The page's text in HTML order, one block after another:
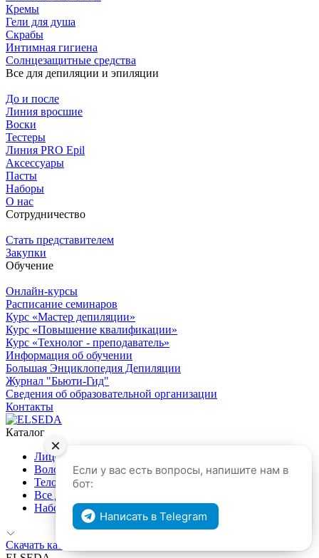
Кремы
Гели для душа
Скрабы
Интимная гигиена
Солнцезащитные средства
Все для депиляции и эпиляции
До и после
Линия вросшие
Воски
Тестеры
Линия PRO Epil
Аксессуары
Пасты
Наборы
О нас
Сотрудничество
Стать представителем
Закупки
Обучение
Онлайн-курсы
Расписание семинаров
Курс «Мастер депиляции»
Курс «Повышение квалификации»
Курс «Технолог - преподаватель»
Информация об обучении
Большая Энциклопедия Депиляции
Журнал "Бьюти-Гид"
Сведения об образовательной организации
Контакты
Каталог
Лицо
Волосы
Тело
Все для депиляции и эпиляции
Наборы
Скачать каталог продукции
Если у вас есть вопросы, напишите нам в
бот:
Написать в Telegram
×